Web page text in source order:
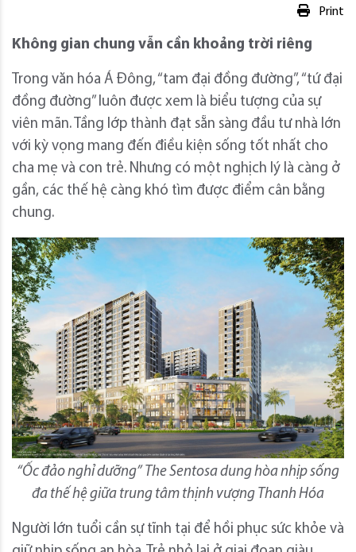
Print
Không gian chung vẫn cần khoảng trời riêng
Trong văn hóa Á Đông, “tam đại đồng đường”, “tứ đại
đồng đường” luôn được xem là biểu tượng của sự
viên mãn. Tầng lớp thành đạt sẵn sàng đầu tư nhà lớn
với kỳ vọng mang đến điều kiện sống tốt nhất cho
cha mẹ và con trẻ. Nhưng có một nghịch lý là càng ở
gần, các thế hệ càng khó tìm được điểm cân bằng
chung.
“Ốc đảo nghỉ dưỡng” The Sentosa dung hòa nhịp sống
đa thế hệ giữa trung tâm thịnh vượng Thanh Hóa
Người lớn tuổi cần sự tĩnh tại để hồi phục sức khỏe và